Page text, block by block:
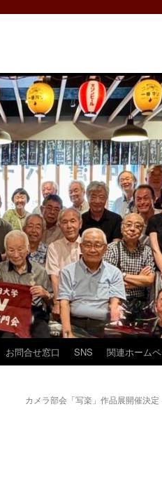
お問合せ窓口 SNS 関連ホーム
カメラ部会「写楽」作品展開催決定